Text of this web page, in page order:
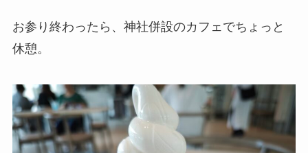
お参り終わったら、神社併設のカフェでちょっと
休憩。